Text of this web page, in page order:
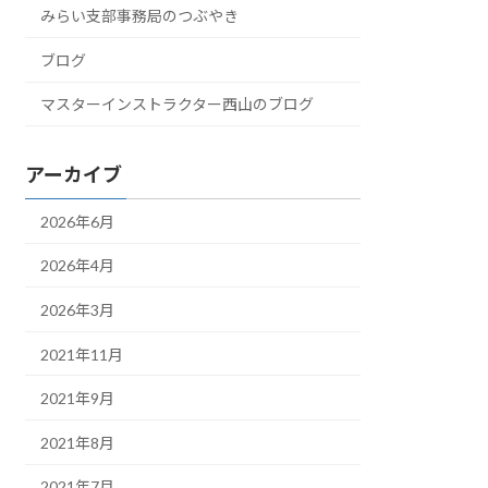
みらい支部事務局のつぶやき
ブログ
マスターインストラクター西山のブログ
アーカイブ
2026年6月
2026年4月
2026年3月
2021年11月
2021年9月
2021年8月